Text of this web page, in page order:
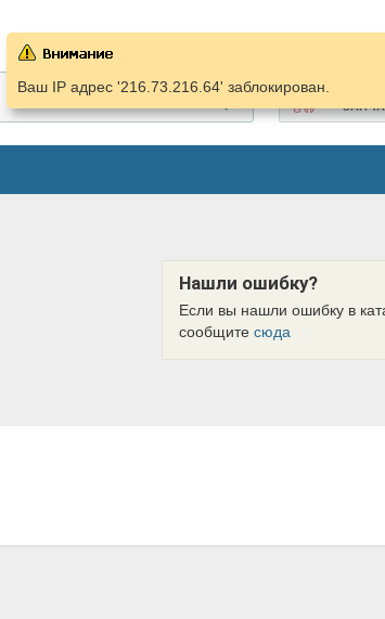
Ваш IP адрес '216.73.216.64' заблокирован.
Нашли ошибку?
Если вы нашли ошибку в
сообщите сюда